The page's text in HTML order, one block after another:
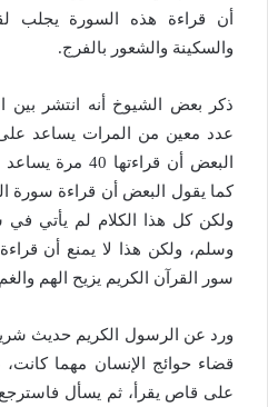
أن قراءة هذه السورة يجلب
والسكينة والشعور بالفرج.
ذكر بعض الشيوخ أنه انتشر بين
عدد معين من المرات يساعد
البعض أن
ولكن كل هذا الكلام لم يأتي
وسلم، ولكن هذا لا يمنع أن
سور القرآن الكريم يزيح الهم
ورد عن الرسول الكريم حديث
قضاء حوائج الإنسان مهما
على قاص يقرأ، ثم يسأل